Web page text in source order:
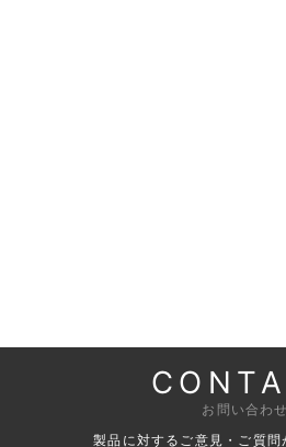
お問い合わせ
製品に対するご意見・ご質問